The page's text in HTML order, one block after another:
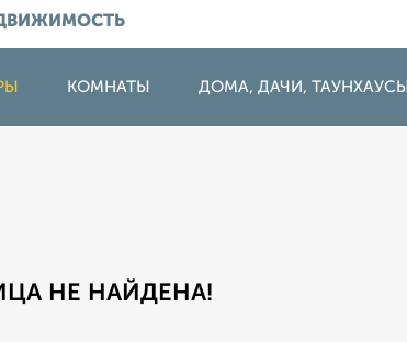
КОМНАТЫ ДОМА, ДАЧИ, ТАУНХАУСЫ
НЕ НАЙДЕНА!